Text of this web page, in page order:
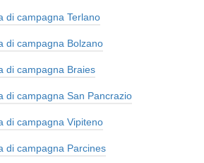
di campagna Terlano
di campagna Bolzano
di campagna Braies
di campagna San Pancrazio
di campagna Vipiteno
di campagna Parcines